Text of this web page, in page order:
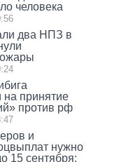
человека
два НПЗ в
на принятие
против рф
и
нужно
15 сентября: